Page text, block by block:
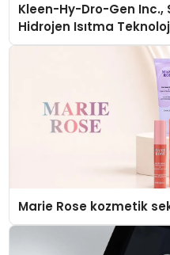
Kleen-Hy-Dro-Gen Inc.,
Hidrojen Isıtma
Düzenleyici Onaylarını
Marie Rose kozmetik